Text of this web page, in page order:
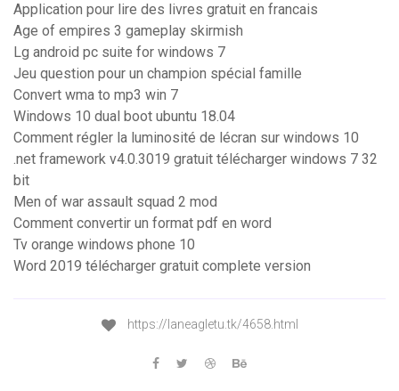
Application pour lire des livres gratuit en francais
Age of empires 3 gameplay skirmish
Lg android pc suite for windows 7
Jeu question pour un champion spécial famille
Convert wma to mp3 win 7
Windows 10 dual boot ubuntu 18.04
Comment régler la luminosité de lécran sur windows 10
.net framework v4.0.3019 gratuit télécharger windows 7 32
bit
Men of war assault squad 2 mod
Comment convertir un format pdf en word
Tv orange windows phone 10
Word 2019 télécharger gratuit complete version
https://laneagletu.tk/4658.html